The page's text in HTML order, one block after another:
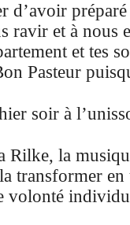
d’avoir préparé
ravir et à nous
et tes
Pasteur
soir à
Rilke, la
transformer
volonté